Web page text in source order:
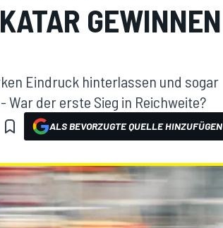
GEWINNEN
Eindruck hinterlassen und sogar
der erste Sieg in Reichweite?
ALS BEVORZUGTE QUELLE HINZUFÜGEN